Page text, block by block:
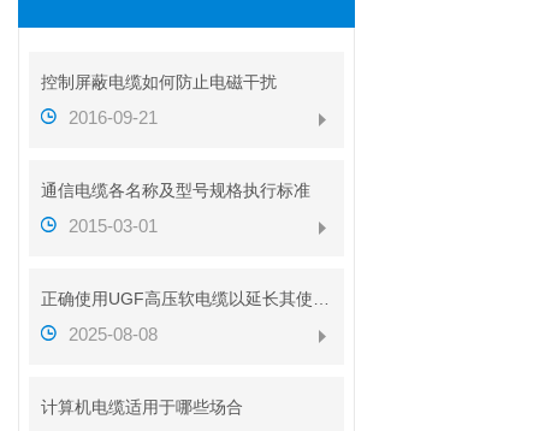
控制屏蔽电缆如何防止电磁干扰
2016-09-21
通信电缆各名称及型号规格执行标准
2015-03-01
2025-08-08
计算机电缆适用于哪些场合